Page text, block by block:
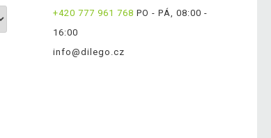
+420 777 961 768 PO - PÁ, 08:00 -
16:00
info@dilego.cz